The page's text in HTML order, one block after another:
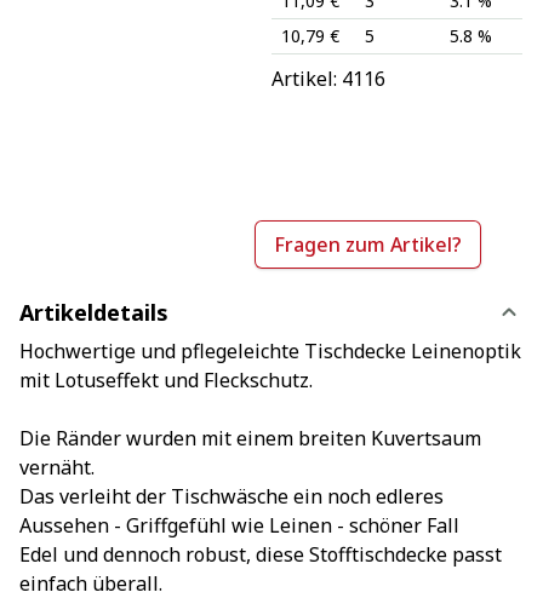
10,79 €
5 5.8 %
Artikel: 4116
Fragen zum Artikel?
Artikeldetails
Hochwertige und pflegeleichte Tischdecke Leinenoptik
mit Lotuseffekt und Fleckschutz.
Die Ränder wurden mit einem breiten Kuvertsaum
vernäht.
Das verleiht der Tischwäsche ein noch edleres
Aussehen - Griffgefühl wie Leinen - schöner Fall
Edel und dennoch robust, diese Stofftischdecke passt
einfach überall.